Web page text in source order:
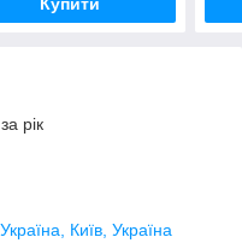
рік
Київ, Україна